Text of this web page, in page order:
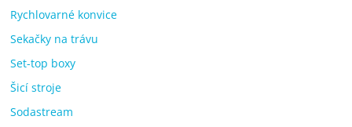
Rychlovarné konvice
Sekačky na trávu
Set-top boxy
Šicí stroje
Sodastream